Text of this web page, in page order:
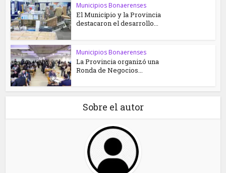
Municipios Bonaerenses
El Municipio y la Provincia
destacaron el desarrollo...
Municipios Bonaerenses
La Provincia organizó una
Ronda de Negocios...
Sobre el autor